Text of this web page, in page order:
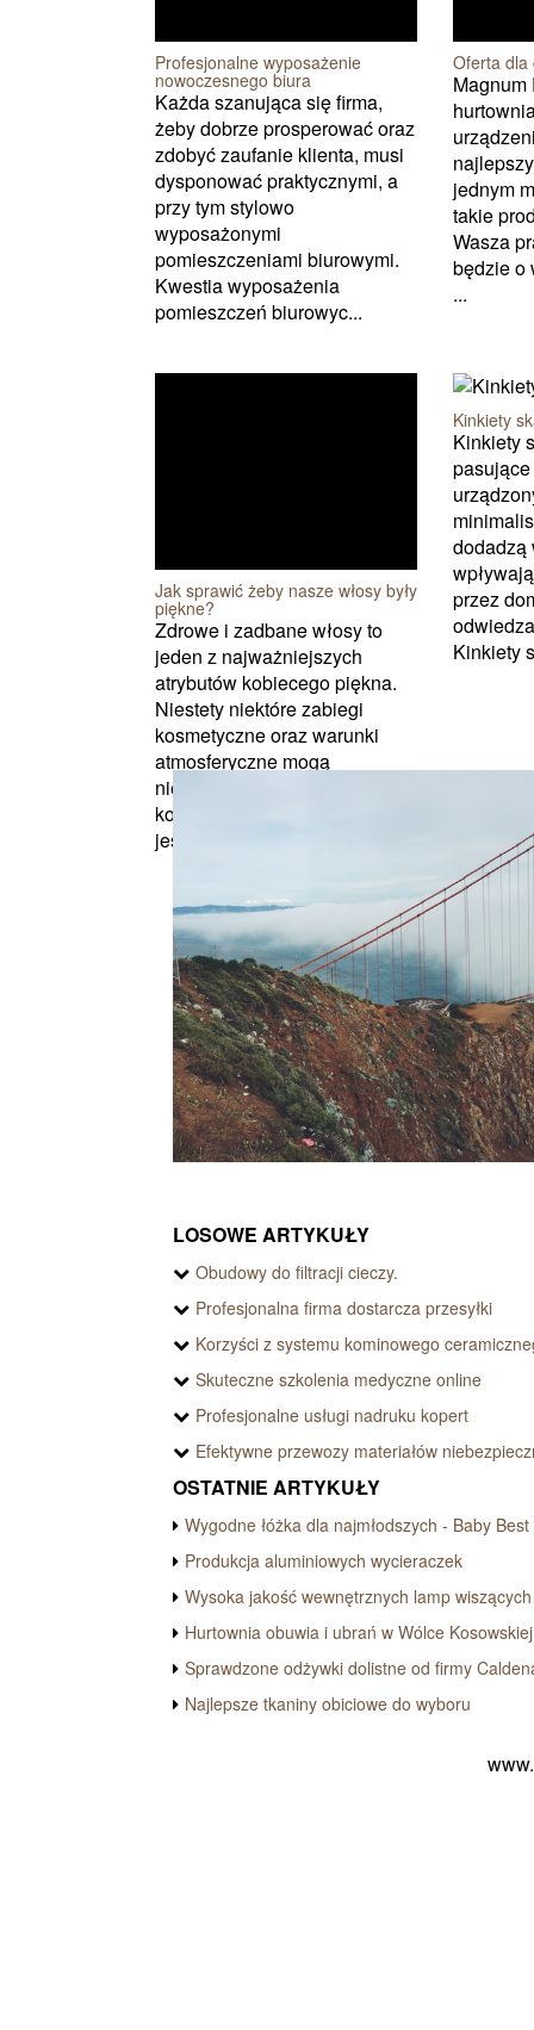
Profesjonalne wyposażenie
nowoczesnego biura
Każda szanująca się firma,
żeby dobrze prosperować oraz
zdobyć zaufanie klienta, musi
dysponować praktycznymi, a
przy tym stylowo
wyposażonymi
pomieszczeniami biurowymi.
Kwestia wyposażenia
pomieszczeń biurowyc...
Oferta dla
Magnum
jednym
takie
Wasza
będzie o
...
Jak sprawić żeby nasze włosy były
piękne?
Zdrowe i zadbane włosy to
jeden z najważniejszych
atrybutów kobiecego piękna.
Niestety niektóre zabiegi
kosmetyczne oraz warunki
atmosferyczne mogą
niekorzystnie wpływać na ich
kondycję. Dlatego tak istotna
jest...
Kinkiety
Kinkiety
dodadzą
przez
Kinkiety
LOSOWE ARTYKUŁY
Obudowy do filtracji cieczy.
Profesjonalna firma dostarcza przesyłki
Korzyści z systemu kominowego
Skuteczne szkolenia medyczne online
Profesjonalne usługi nadruku kopert
Efektywne przewozy materiałów
OSTATNIE ARTYKUŁY
Wygodne łóżka dla najmłodszych - Baby Best
Produkcja aluminiowych wycieraczek
Wysoka jakość wewnętrznych lamp wiszących
Hurtownia obuwia i ubrań w Wólce Kosowskiej
Sprawdzone odżywki dolistne od firmy
Najlepsze tkaniny obiciowe do wyboru